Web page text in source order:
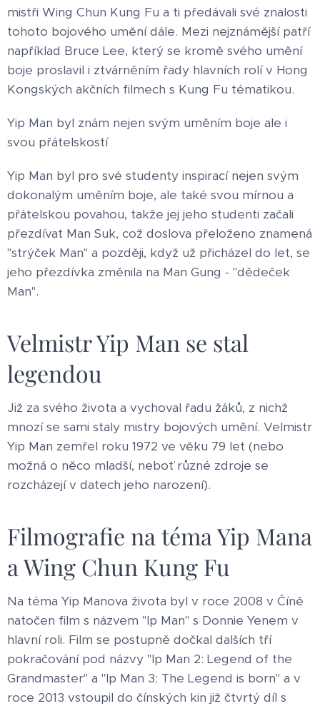
mistři Wing Chun Kung Fu a ti předávali své znalosti
tohoto bojového umění dále. Mezi nejznámější patří
například Bruce Lee, který se kromě svého umění
boje proslavil i ztvárněním řady hlavních rolí v Hong
Kongských akčních filmech s Kung Fu tématikou.
Yip Man byl znám nejen svým uměním boje ale i
svou přátelskostí
Yip Man byl pro své studenty inspirací nejen svým
dokonalým uměním boje, ale také svou mírnou a
přátelskou povahou, takže jej jeho studenti začali
přezdívat Man Suk, což doslova přeloženo znamená
"strýček Man" a později, když už přicházel do let, se
jeho přezdívka změnila na Man Gung - "dědeček
Man".
Velmistr Yip Man se stal
legendou
Již za svého života a vychoval řadu žáků, z nichž
mnozí se sami staly mistry bojových umění. Velmistr
Yip Man zemřel roku 1972 ve věku 79 let (nebo
možná o něco mladší, neboť různé zdroje se
rozcházejí v datech jeho narození).
Filmografie na téma Yip Mana
a Wing Chun Kung Fu
Na téma Yip Manova života byl v roce 2008 v Číně
natočen film s názvem "Ip Man" s Donnie Yenem v
hlavní roli. Film se postupně dočkal dalších tří
pokračování pod názvy "Ip Man 2: Legend of the
Grandmaster" a "Ip Man 3: The Legend is born" a v
roce 2013 vstoupil do čínských kin již čtvrtý díl s